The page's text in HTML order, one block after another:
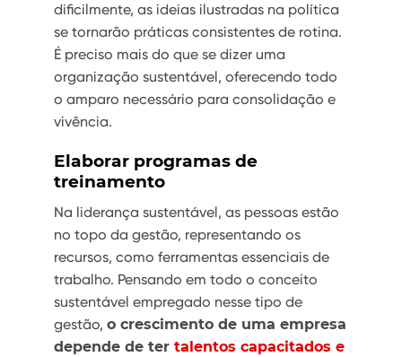
dificilmente, as ideias ilustradas na política
se tornarão práticas consistentes de rotina.
É preciso mais do que se dizer uma
organização sustentável, oferecendo todo
o amparo necessário para consolidação e
vivência.
Elaborar programas de
treinamento
Na liderança sustentável, as pessoas estão
no topo da gestão, representando os
recursos, como ferramentas essenciais de
trabalho. Pensando em todo o conceito
sustentável empregado nesse tipo de
gestão, o crescimento de uma empresa
depende de ter talentos capacitados e